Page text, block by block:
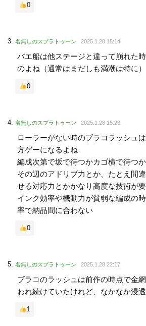
0
名無しのスプラトゥーン 2025.1.28 15:14
バエ船は他ステージと違って崩れた
のよね（通常はまだしも満潮は特に）
0
名無しのスプラトゥーン 2025.1.28 15:23
ローラーがない時のブラコラッシュ
方ゲーになるよね
編成次第で坂で待つかカゴ横で待つ
その辺のアドリブ力とか、たとえ間
せる対応力とかかなり高度な技術が
インク効率や機動力が貧弱な編成の
率で納品間に合わない
0
名無しのスプラトゥーン 2025.1.28 22:17
ブラコのラッシュは前作の時点で金
われ続けていたけれど、なかなか浸
1